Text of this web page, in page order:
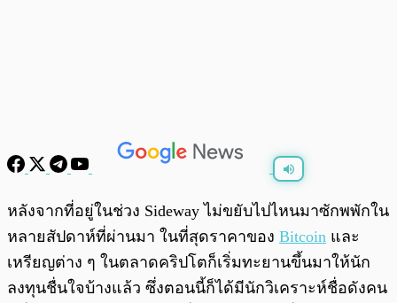
พร้อมเล่น / 0:00
หลังจากที่อยู่ในช่วง Sideway ไม่ขยับไปไหนมาซักพพักใน
หลายสัปดาห์ที่ผ่านมา ในที่สุดราคาของ Bitcoin และ
เหรียญต่าง ๆ ในตลาดคริปโตก็เริ่มทะยานขึ้นมาให้นัก
ลงทุนชื่นใจบ้างแล้ว ซึ่งตอนนี้ก็ได้มีนักวิเคราะห์ชื่อดังคน